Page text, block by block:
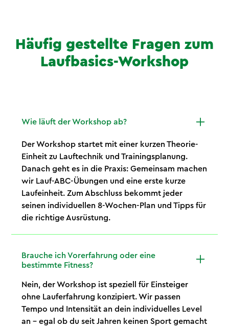
Häufig gestellte Fragen zum
Laufbasics-Workshop
Wie läuft der Workshop ab?
Der Workshop startet mit einer kurzen Theorie-
Einheit zu Lauftechnik und Trainingsplanung.
Danach geht es in die Praxis: Gemeinsam machen
wir Lauf-ABC-Übungen und eine erste kurze
Laufeinheit. Zum Abschluss bekommt jeder
seinen individuellen 8-Wochen-Plan und Tipps für
die richtige Ausrüstung.
Brauche ich Vorerfahrung oder eine
bestimmte Fitness?
Nein, der Workshop ist speziell für Einsteiger
ohne Lauferfahrung konzipiert. Wir passen
Tempo und Intensität an dein individuelles Level
an – egal ob du seit Jahren keinen Sport gemacht